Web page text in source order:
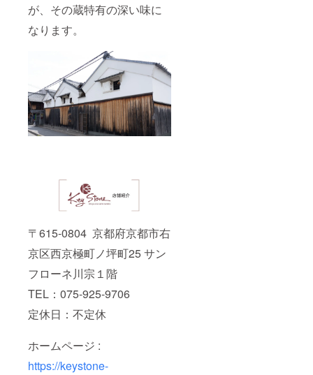
が、その蔵特有の深い味に
なります。
〒615-0804 京都府京都市右
京区西京極町ノ坪町25 サン
フローネ川宗１階
TEL：075-925-9706
定休⽇：不定休
ホームページ :
https://keystone-